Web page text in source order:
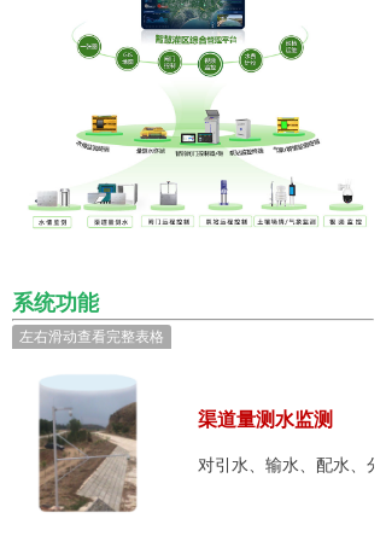
系统功能
左右滑动查看完整表格
渠道量测水监测
对引水、输水、配水、